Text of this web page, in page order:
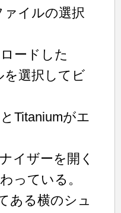
ァイルの選択
ードした
を選択してビ
Titaniumがエ
ザーを開く
っている。
ある横のシュ